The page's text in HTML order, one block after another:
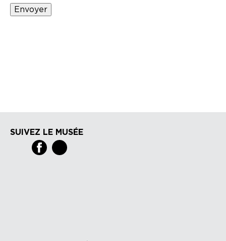
Envoyer
SUIVEZ LE MUSÉE